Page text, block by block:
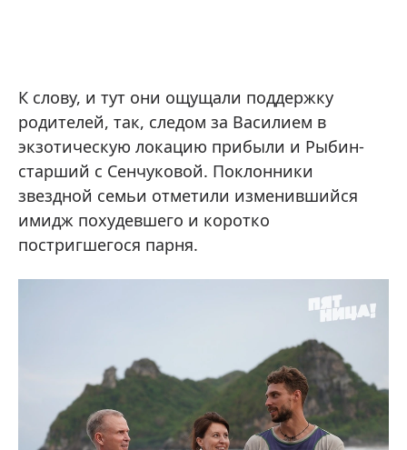
К слову, и тут они ощущали поддержку
родителей, так, следом за Василием в
экзотическую локацию прибыли и Рыбин-
старший с Сенчуковой. Поклонники
звездной семьи отметили изменившийся
имидж похудевшего и коротко
постригшегося парня.